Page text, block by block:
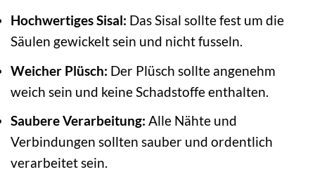
Hochwertiges Sisal: Das Sisal sollte fest um die
Säulen gewickelt sein und nicht fusseln.
Weicher Plüsch: Der Plüsch sollte angenehm
weich sein und keine Schadstoffe enthalten.
Saubere Verarbeitung: Alle Nähte und
Verbindungen sollten sauber und ordentlich
verarbeitet sein.